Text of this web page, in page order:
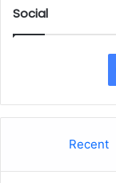
Social
Recent